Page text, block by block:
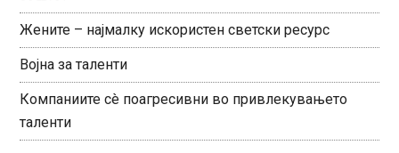
Жените – најмалку искористен светски ресурс
Војна за таленти
Компаниите сè поагресивни во привлекувањето
таленти